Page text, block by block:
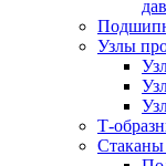
Узлы
Т-